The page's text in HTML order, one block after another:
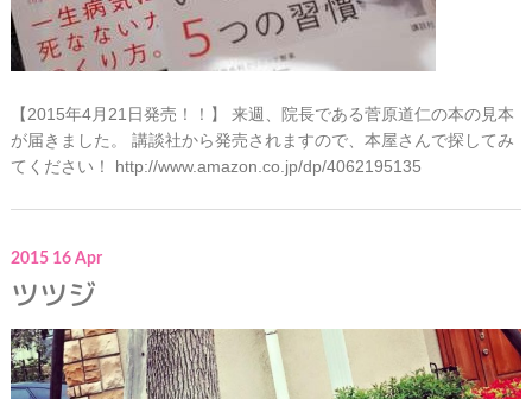
【2015年4月21日発売！！】 来週、院長である菅原道仁の本の見本
が届きました。 講談社から発売されますので、本屋さんで探してみ
てください！ http://www.amazon.co.jp/dp/4062195135
2015 16 Apr
ツツジ